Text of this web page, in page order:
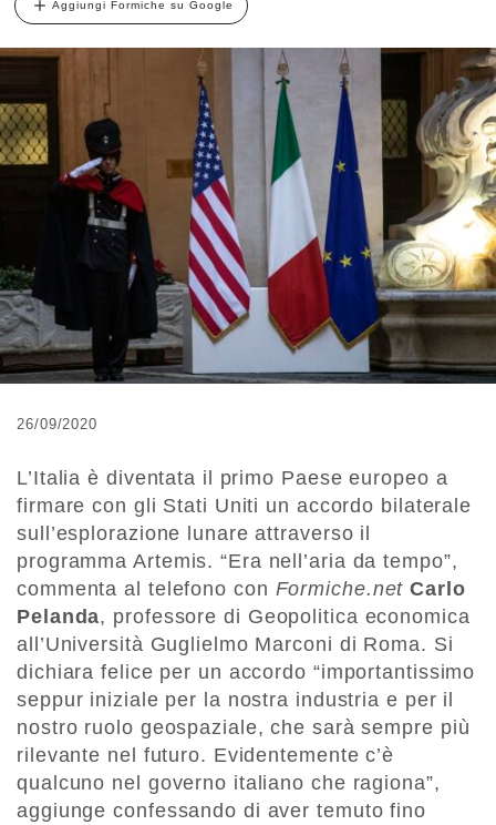
Aggiungi Formiche su Google
26/09/2020
L’Italia è diventata il primo Paese europeo a
firmare con gli Stati Uniti un accordo bilaterale
sull’esplorazione lunare attraverso il
programma Artemis. “Era nell’aria da tempo”,
commenta al telefono con Formiche.net Carlo
Pelanda, professore di Geopolitica economica
all’Università Guglielmo Marconi di Roma. Si
dichiara felice per un accordo “importantissimo
seppur iniziale per la nostra industria e per il
nostro ruolo geospaziale, che sarà sempre più
rilevante nel futuro. Evidentemente c’è
qualcuno nel governo italiano che ragiona”,
aggiunge confessando di aver temuto fino